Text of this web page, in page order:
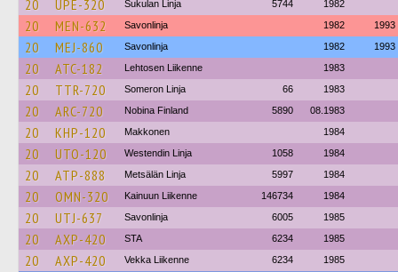
20 UPE-320 Sukulan Linja 5744 1982
20 MEN-632 Savonlinja 1982 1993
20 MEJ-860 Savonlinja 1982 1993
20 ATC-182 Lehtosen Liikenne 1983
20 TTR-720 Someron Linja 66 1983
20 ARC-720 Nobina Finland 5890 08.1983
20 KHP-120 Makkonen 1984
20 UTO-120 Westendin Linja 1058 1984
20 ATP-888 Metsälän Linja 5997 1984
20 OMN-320 Kainuun Liikenne 146734 1984
20 UTJ-637 Savonlinja 6005 1985
20 AXP-420 STA 6234 1985
20 AXP-420 Vekka Liikenne 6234 1985